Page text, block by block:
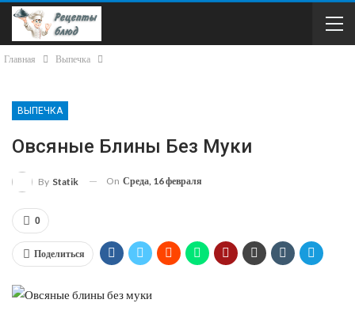
Главная Выпечка
ВЫПЕЧКА
Овсяные Блины Без Муки
By Statik On Среда, 16 февраля
0
Поделиться